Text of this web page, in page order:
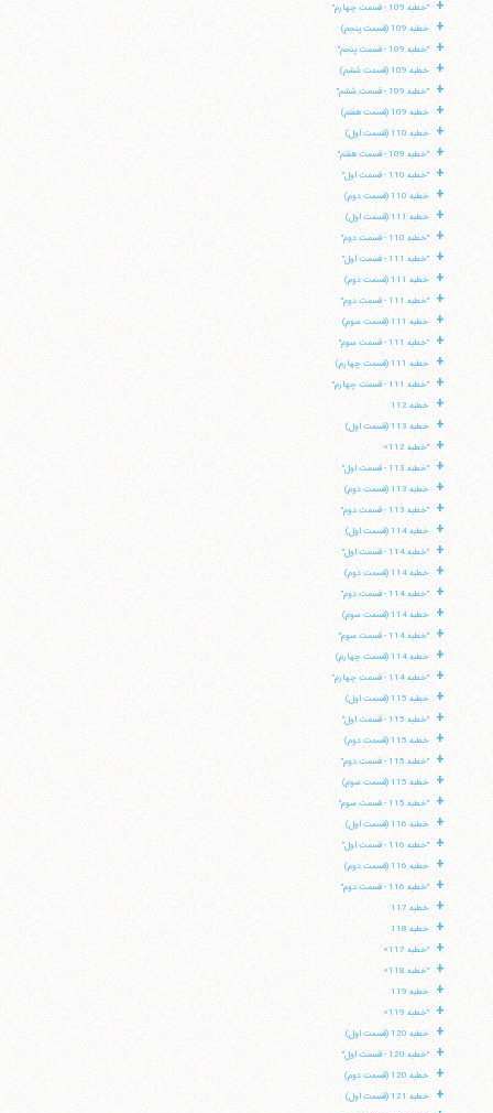
+ "خطبه 109 - قسمت چهارم"
+ خطبه 109 (قسمت پنجم)
+ "خطبه 109 - قسمت پنجم"
+ خطبه 109 (قسمت ششم)
+ "خطبه 109 - قسمت ششم"
+ خطبه 109 (قسمت هفتم)
+ خطبه 110 (قسمت اول)
+ "خطبه 109 - قسمت هفتم"
+ "خطبه 110 - قسمت اول"
+ خطبه 110 (قسمت دوم)
+ خطبه 111 (قسمت اول)
+ "خطبه 110 - قسمت دوم"
+ "خطبه 111 - قسمت اول"
+ خطبه 111 (قسمت دوم)
+ "خطبه 111 - قسمت دوم"
+ خطبه 111 (قسمت سوم)
+ "خطبه 111 - قسمت سوم"
+ خطبه 111 (قسمت چهارم)
+ "خطبه 111 - قسمت چهارم"
+ خطبه 112
+ خطبه 113 (قسمت اول)
+ "خطبه 112»
+ "خطبه 113 - قسمت اول"
+ خطبه 113 (قسمت دوم)
+ "خطبه 113 - قسمت دوم"
+ خطبه 114 (قسمت اول)
+ "خطبه 114 - قسمت اول"
+ خطبه 114 (قسمت دوم)
+ "خطبه 114 - قسمت دوم"
+ خطبه 114 (قسمت سوم)
+ "خطبه 114 - قسمت سوم"
+ خطبه 114 (قسمت چهارم)
+ "خطبه 114 - قسمت چهارم"
+ خطبه 115 (قسمت اول)
+ "خطبه 115 - قسمت اول"
+ خطبه 115 (قسمت دوم)
+ "خطبه 115 - قسمت دوم"
+ خطبه 115 (قسمت سوم)
+ "خطبه 115 - قسمت سوم"
+ خطبه 116 (قسمت اول)
+ "خطبه 116 - قسمت اول"
+ خطبه 116 (قسمت دوم)
+ "خطبه 116 - قسمت دوم"
+ خطبه 117
+ خطبه 118
+ "خطبه 117»
+ "خطبه 118»
+ خطبه 119
+ "خطبه 119»
+ خطبه 120 (قسمت اول)
+ "خطبه 120 - قسمت اول"
+ خطبه 120 (قسمت دوم)
+ خطبه 121 (قسمت اول)